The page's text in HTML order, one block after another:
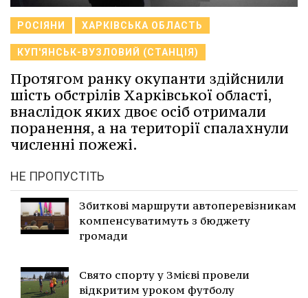
РОСІЯНИ ХАРКІВСЬКА ОБЛАСТЬ
КУП'ЯНСЬК-ВУЗЛОВИЙ (СТАНЦІЯ)
Протягом ранку окупанти здійснили
шість обстрілів Харківської області,
внаслідок яких двоє осіб отримали
поранення, а на території спалахнули
численні пожежі.
НЕ ПРОПУСТІТЬ
Збиткові маршрути автоперевізникам
компенсуватимуть з бюджету
громади
Свято спорту у Змієві провели
відкритим уроком футболу